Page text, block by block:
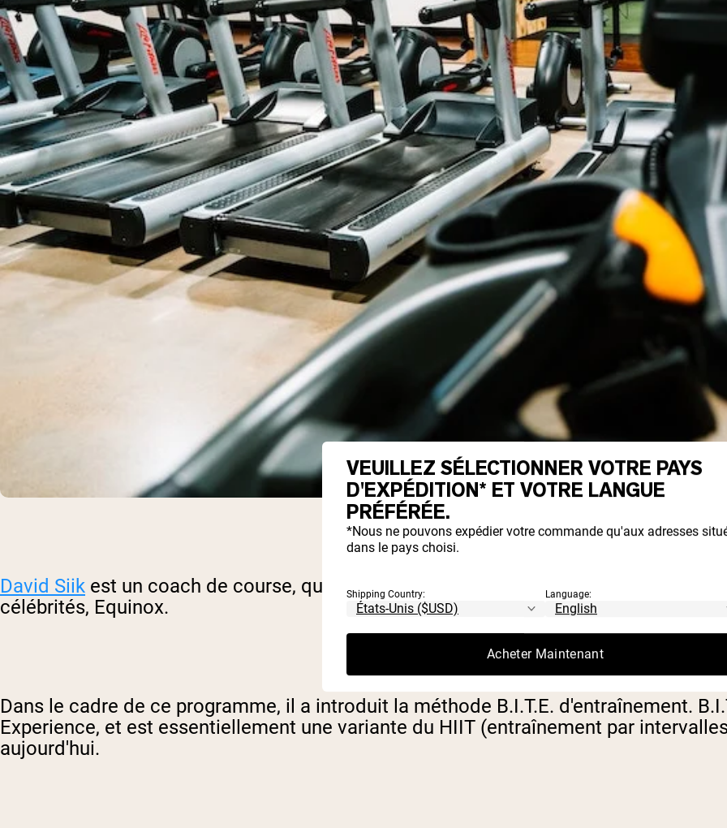
David Siik est un coach de course, qui a fondé Precision Running
célébrités, Equinox.
Dans le cadre de ce programme, il a introduit la méthode B.I.T.E. d'entraînement.
Experience, et est essentiellement une variante du HIIT (entraînement par
aujourd'hui.
VEUILLEZ SÉLECTIONNER VOTRE PAYS
D'EXPÉDITION* ET VOTRE LANGUE
PRÉFÉRÉE.
*Nous ne pouvons expédier votre commande qu'aux adresses
dans le pays choisi.
Shipping Country: Language:
Acheter Maintenant